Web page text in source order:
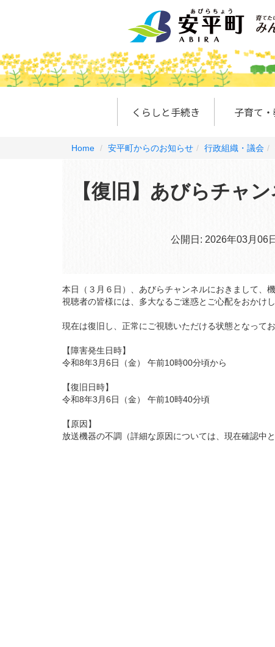
くらしと手続き 子育て
Home 安平町からのお知らせ 行政組織・議会
【復旧】あびらチャ
公開日: 2026年03月06日
本日（３月６日）、あびらチャンネルにおきまして、
視聴者の皆様には、多大なるご迷惑とご心配をおかけ
現在は復旧し、正常にご視聴いただける状態となってお
【障害発生日時】
令和8年3月6日（金） 午前10時00分頃から
【復旧日時】
令和8年3月6日（金） 午前10時40分頃
【原因】
放送機器の不調（詳細な原因については、現在確認中と